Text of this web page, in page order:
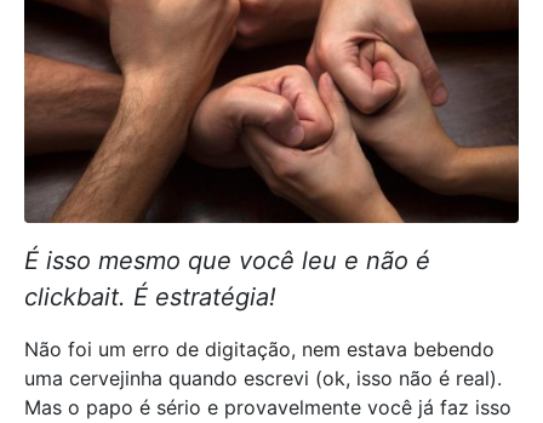
É isso mesmo que você leu e não é
clickbait. É estratégia!
Não foi um erro de digitação, nem estava bebendo
uma cervejinha quando escrevi (ok, isso não é real).
Mas o papo é sério e provavelmente você já faz isso